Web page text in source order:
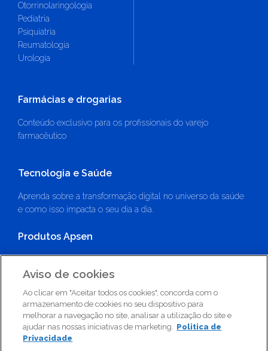
Otorrinolaringologia
Pediatria
Psiquiatria
Reumatologia
Urologia
Farmácias e drogarias
Conteúdo exclusivo para os profissionais do varejo
farmacêutico
Tecnologia e Saúde
Aprenda sobre a transformação digital no universo da saúde
e como isso impacta o seu dia a dia.
Produtos Apsen
alimentares inovadores da Apsen.
Política de Privacidade
Definições de cookies
Aviso de cookies
Ao clicar em "Aceitar todos os cookies", concorda com o
armazenamento de cookies no seu dispositivo para
melhorar a navegação no site, analisar a utilização do site e
ajudar nas nossas iniciativas de marketing. Politica de
Privacidade